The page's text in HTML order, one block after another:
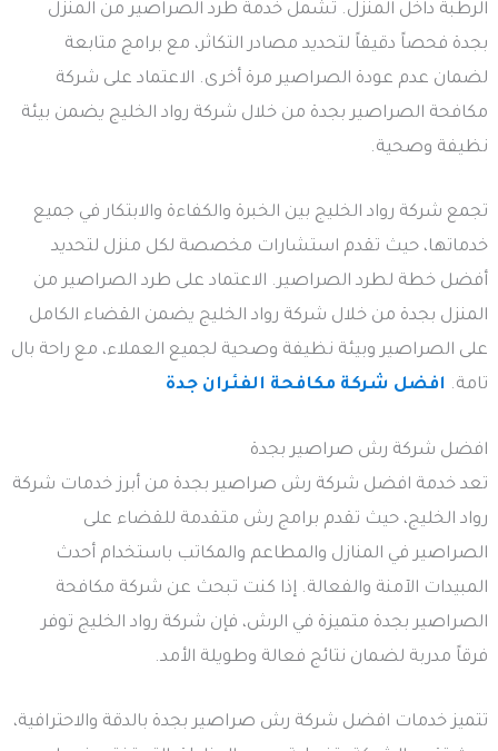
الرطبة داخل المنزل. تشمل خدمة طرد الصراصير من المنزل
بجدة فحصاً دقيقاً لتحديد مصادر التكاثر، مع برامج متابعة
لضمان عدم عودة الصراصير مرة أخرى. الاعتماد على شركة
مكافحة الصراصير بجدة من خلال شركة رواد الخليج يضمن بيئة
نظيفة وصحية.
تجمع شركة رواد الخليج بين الخبرة والكفاءة والابتكار في جميع
خدماتها، حيث تقدم استشارات مخصصة لكل منزل لتحديد
أفضل خطة لطرد الصراصير. الاعتماد على طرد الصراصير من
المنزل بجدة من خلال شركة رواد الخليج يضمن القضاء الكامل
على الصراصير وبيئة نظيفة وصحية لجميع العملاء، مع راحة بال
تامة. افضل شركة مكافحة الفئران جدة
افضل شركة رش صراصير بجدة
تعد خدمة افضل شركة رش صراصير بجدة من أبرز خدمات شركة
رواد الخليج، حيث تقدم برامج رش متقدمة للقضاء على
الصراصير في المنازل والمطاعم والمكاتب باستخدام أحدث
المبيدات الآمنة والفعالة. إذا كنت تبحث عن شركة مكافحة
الصراصير بجدة متميزة في الرش، فإن شركة رواد الخليج توفر
فرقاً مدربة لضمان نتائج فعالة وطويلة الأمد.
تتميز خدمات افضل شركة رش صراصير بجدة بالدقة والاحترافية،